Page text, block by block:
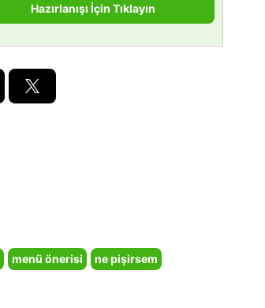
Hazırlanışı İçin Tıklayın
menü önerisi
ne pişirsem